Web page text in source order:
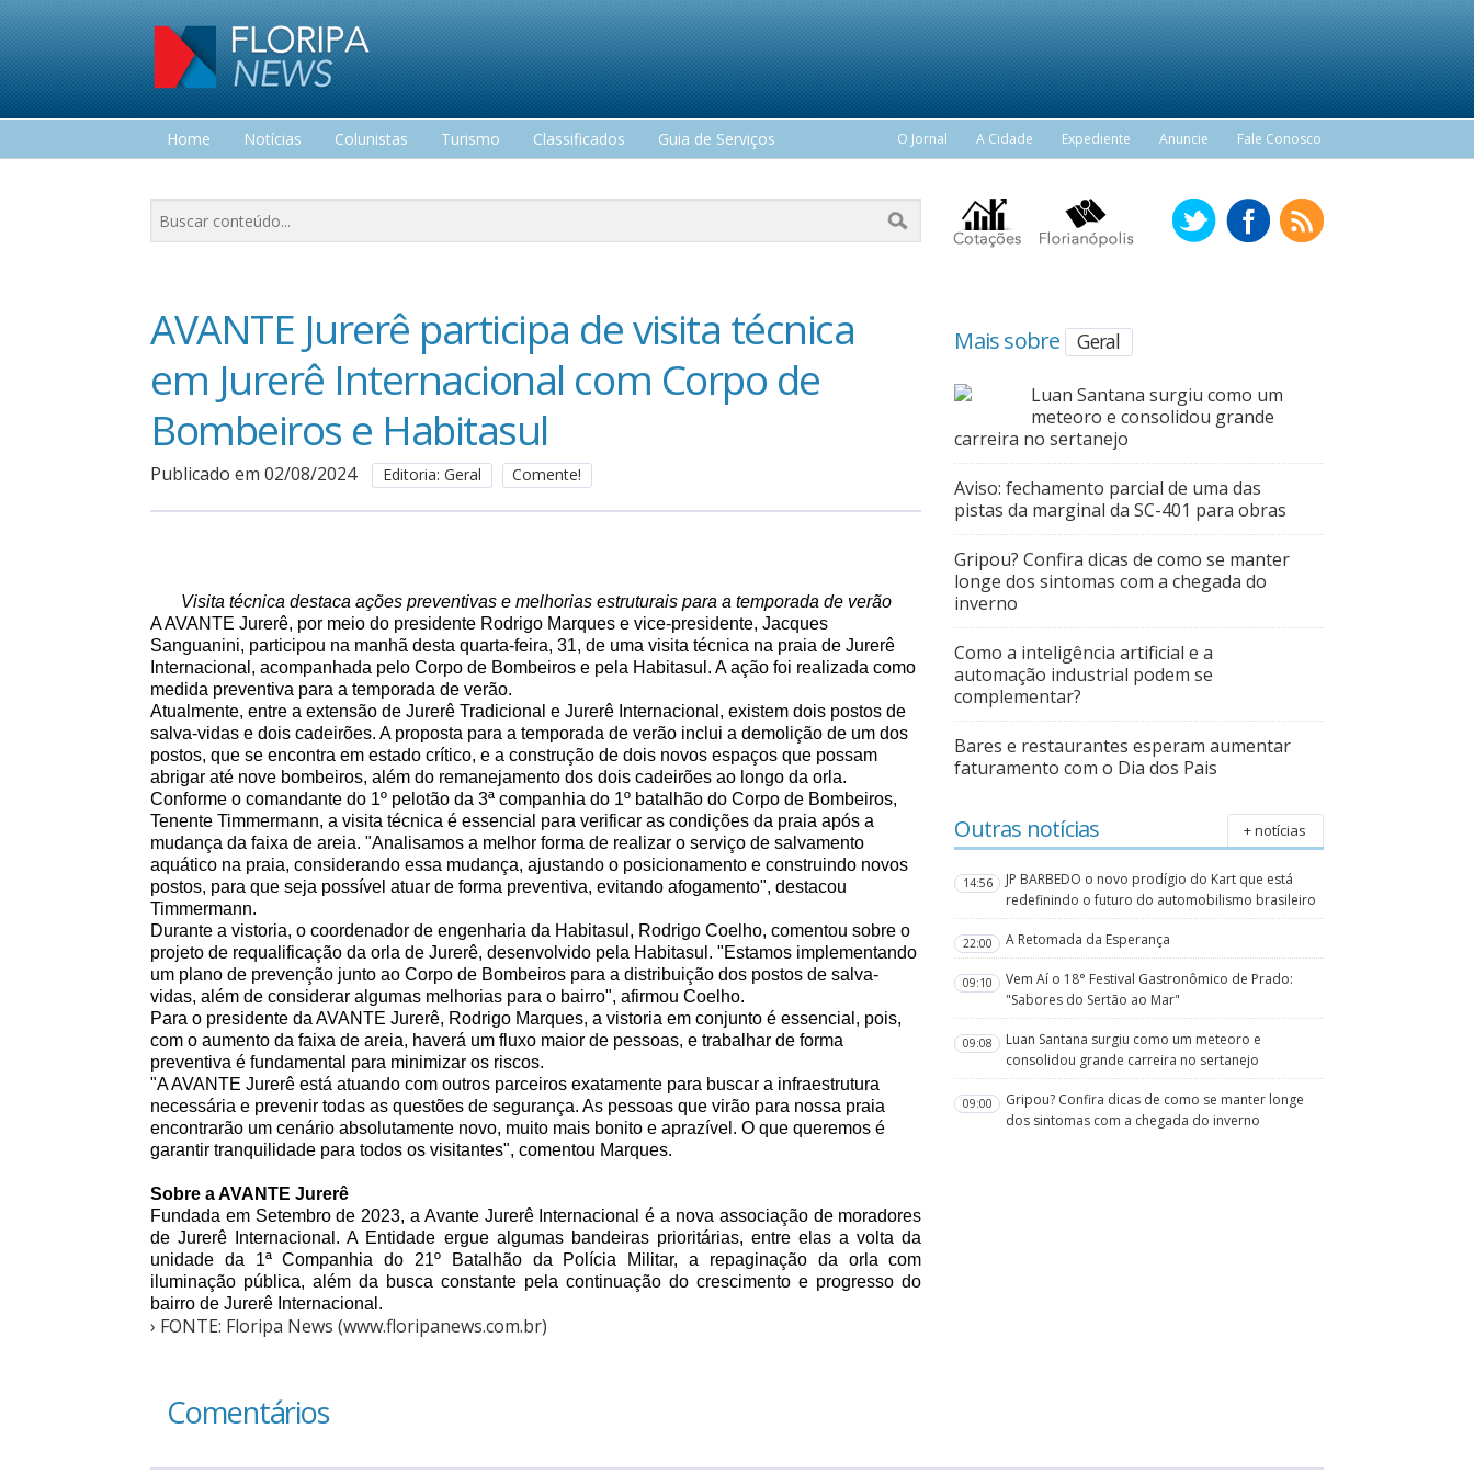
Home Notícias Colunistas Turismo Classificados
Guia de Serviços
O Jornal A Cidade Expediente Anuncie Fale Conosco
AVANTE Jurerê participa de visita técnica
em Jurerê Internacional com Corpo de
Bombeiros e Habitasul
Publicado em 02/08/2024 Editoria: Geral Comente!
Visita técnica destaca ações preventivas e melhorias estruturais para a temporada de verão
A AVANTE Jurerê, por meio do presidente Rodrigo Marques e vice-presidente, Jacques
Sanguanini, participou na manhã desta quarta-feira, 31, de uma visita técnica na praia de Jurerê
Internacional, acompanhada pelo Corpo de Bombeiros e pela Habitasul. A ação foi realizada como
medida preventiva para a temporada de verão.
Atualmente, entre a extensão de Jurerê Tradicional e Jurerê Internacional, existem dois postos de
salva-vidas e dois cadeirões. A proposta para a temporada de verão inclui a demolição de um dos
postos, que se encontra em estado crítico, e a construção de dois novos espaços que possam
abrigar até nove bombeiros, além do remanejamento dos dois cadeirões ao longo da orla.
Conforme o comandante do 1º pelotão da 3ª companhia do 1º batalhão do Corpo de Bombeiros,
Tenente Timmermann, a visita técnica é essencial para verificar as condições da praia após a
mudança da faixa de areia. "Analisamos a melhor forma de realizar o serviço de salvamento
aquático na praia, considerando essa mudança, ajustando o posicionamento e construindo novos
postos, para que seja possível atuar de forma preventiva, evitando afogamento", destacou
Timmermann.
Durante a vistoria, o coordenador de engenharia da Habitasul, Rodrigo Coelho, comentou sobre o
projeto de requalificação da orla de Jurerê, desenvolvido pela Habitasul. "Estamos implementando
um plano de prevenção junto ao Corpo de Bombeiros para a distribuição dos postos de salva-
vidas, além de considerar algumas melhorias para o bairro", afirmou Coelho.
Para o presidente da AVANTE Jurerê, Rodrigo Marques, a vistoria em conjunto é essencial, pois,
com o aumento da faixa de areia, haverá um fluxo maior de pessoas, e trabalhar de forma
preventiva é fundamental para minimizar os riscos.
"A AVANTE Jurerê está atuando com outros parceiros exatamente para buscar a infraestrutura
necessária e prevenir todas as questões de segurança. As pessoas que virão para nossa praia
encontrarão um cenário absolutamente novo, muito mais bonito e aprazível. O que queremos é
garantir tranquilidade para todos os visitantes", comentou Marques.
Sobre a AVANTE Jurerê
Fundada em Setembro de 2023, a Avante Jurerê Internacional é a nova associação de moradores
de Jurerê Internacional. A Entidade ergue algumas bandeiras prioritárias, entre elas a volta da
unidade da 1ª Companhia do 21º Batalhão da Polícia Militar, a repaginação da orla com
iluminação pública, além da busca constante pela continuação do crescimento e progresso do
bairro de Jurerê Internacional.
› FONTE: Floripa News (www.floripanews.com.br)
Comentários
Mais sobre Geral
Luan Santana surgiu como um
meteoro e consolidou grande
carreira no sertanejo
Aviso: fechamento parcial de uma das
pistas da marginal da SC-401 para obras
Gripou? Confira dicas de como se manter
longe dos sintomas com a chegada do
inverno
Como a inteligência artificial e a
automação industrial podem se
complementar?
Bares e restaurantes esperam aumentar
faturamento com o Dia dos Pais
Outras notícias + notícias
14:56
JP BARBEDO o novo prodígio do Kart que está
redefinindo o futuro do automobilismo brasileiro
22:00 A Retomada da Esperança
09:10
Vem Aí o 18° Festival Gastronômico de Prado:
"Sabores do Sertão ao Mar"
09:08
Luan Santana surgiu como um meteoro e
consolidou grande carreira no sertanejo
09:00
Gripou? Confira dicas de como se manter longe
dos sintomas com a chegada do inverno